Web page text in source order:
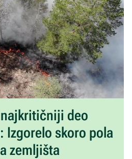
deo
Izgorelo skoro pola
zemljišta